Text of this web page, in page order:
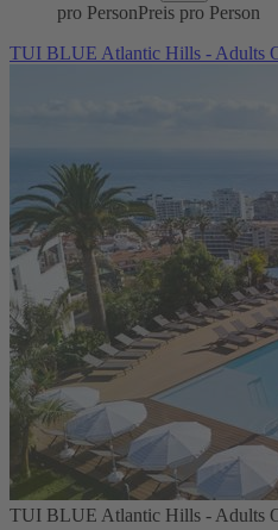
pro PersonPreis pro Person
TUI BLUE Atlantic Hills - Adults
TUI BLUE Atlantic Hills - Adults